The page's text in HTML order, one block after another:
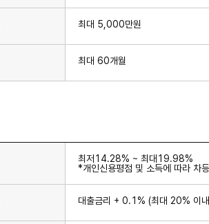
최대 5,000만원
최대 60개월
최저14.28% ~ 최대19.98%
*개인신용평점 및 소득에 따라 차
대출금리 + 0.1% (최대 20% 이